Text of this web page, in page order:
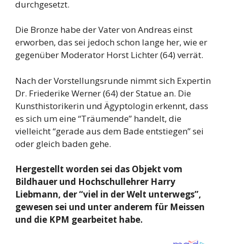
durchgesetzt.
Die Bronze habe der Vater von Andreas einst
erworben, das sei jedoch schon lange her, wie er
gegenüber Moderator Horst Lichter (64) verrät.
Nach der Vorstellungsrunde nimmt sich Expertin
Dr. Friederike Werner (64) der Statue an. Die
Kunsthistorikerin und Ägyptologin erkennt, dass
es sich um eine “Träumende” handelt, die
vielleicht “gerade aus dem Bade entstiegen” sei
oder gleich baden gehe.
Hergestellt worden sei das Objekt vom
Bildhauer und Hochschullehrer Harry
Liebmann, der “viel in der Welt unterwegs”,
gewesen sei und unter anderem für Meissen
und die KPM gearbeitet habe.